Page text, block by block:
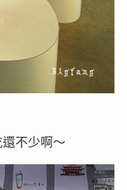
不少啊～